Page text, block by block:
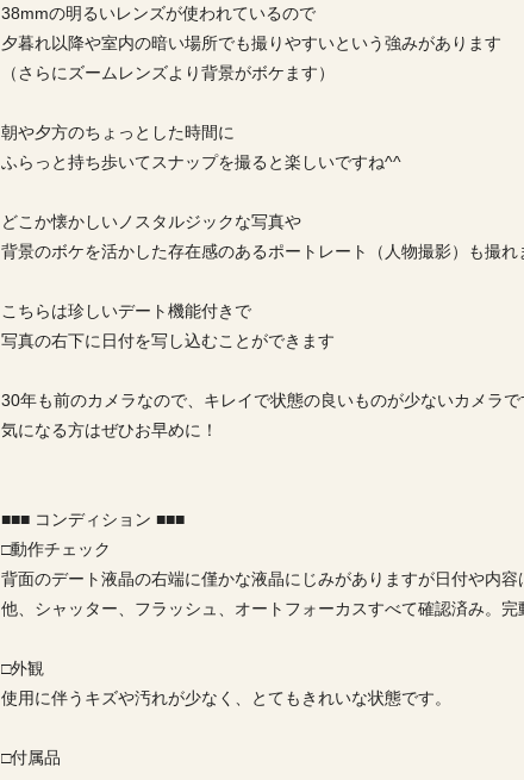
38mmの明るいレンズが使われているので
夕暮れ以降や室内の暗い場所でも撮りやすいという強みがあります
（さらにズームレンズより背景がボケます）
朝や夕方のちょっとした時間に
ふらっと持ち歩いてスナップを撮ると楽しいですね^^
どこか懐かしいノスタルジックな写真や
背景のボケを活かした存在感のあるポートレート（人物撮影）も撮れ
こちらは珍しいデート機能付きで
写真の右下に日付を写し込むことができます
30年も前のカメラなので、キレイで状態の良いものが少ないカメラで
気になる方はぜひお早めに！
■■■ コンディション ■■■
□動作チェック
背面のデート液晶の右端に僅かな液晶にじみがありますが日付や内
他、シャッター、フラッシュ、オートフォーカスすべて確認済み。完
□外観
使用に伴うキズや汚れが少なく、とてもきれいな状態です。
□付属品